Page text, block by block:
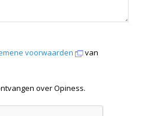
voorwaarden
van
over Opiness.